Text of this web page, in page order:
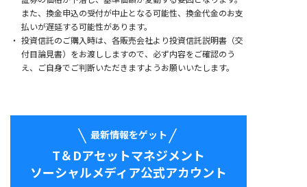
また、換金申込の受付が中止となる可能性、換金代金のお支
払いが遅延する可能性があります。
投資信託のご購入時は、各販売会社より投資信託説明書（交
付目論見書）をお渡ししますので、必ず内容をご確認のう
え、ご自身でご判断いただきますようお願いいたします。
最新情報をゲット
T＆Dアセットマネジメント
ソーシャルメディア公式アカウント